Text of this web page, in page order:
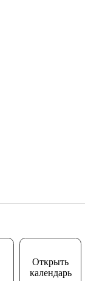
Открыть
календарь